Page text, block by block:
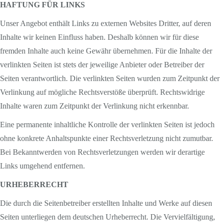
HAFTUNG FÜR LINKS
Unser Angebot enthält Links zu externen Websites Dritter, auf deren
Inhalte wir keinen Einfluss haben. Deshalb können wir für diese
fremden Inhalte auch keine Gewähr übernehmen. Für die Inhalte der
verlinkten Seiten ist stets der jeweilige Anbieter oder Betreiber der
Seiten verantwortlich. Die verlinkten Seiten wurden zum Zeitpunkt der
Verlinkung auf mögliche Rechtsverstöße überprüft. Rechtswidrige
Inhalte waren zum Zeitpunkt der Verlinkung nicht erkennbar.
Eine permanente inhaltliche Kontrolle der verlinkten Seiten ist jedoch
ohne konkrete Anhaltspunkte einer Rechtsverletzung nicht zumutbar.
Bei Bekanntwerden von Rechtsverletzungen werden wir derartige
Links umgehend entfernen.
URHEBERRECHT
Die durch die Seitenbetreiber erstellten Inhalte und Werke auf diesen
Seiten unterliegen dem deutschen Urheberrecht. Die Vervielfältigung,